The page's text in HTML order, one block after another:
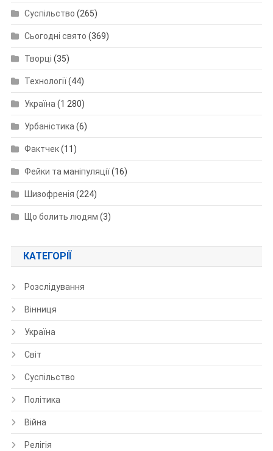
Суспільство (265)
Сьогодні свято (369)
Творці (35)
Технології(44)
Україна(1 280)
Урбаністика(6)
Фактчек(11)
Фейки та маніпуляції(16)
Шизофренія (224)
Що болить людям (3)
КАТЕГОРІЇ
Розслідування
Вінниця
Україна
Світ
Суспільство
Політика
Війна
Релігія